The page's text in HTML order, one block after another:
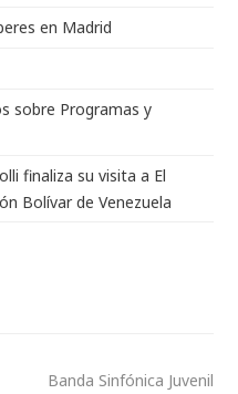
en Madrid
sobre Programas y
finaliza su visita a El
Bolívar de Venezuela
Banda Sinfónica Juvenil